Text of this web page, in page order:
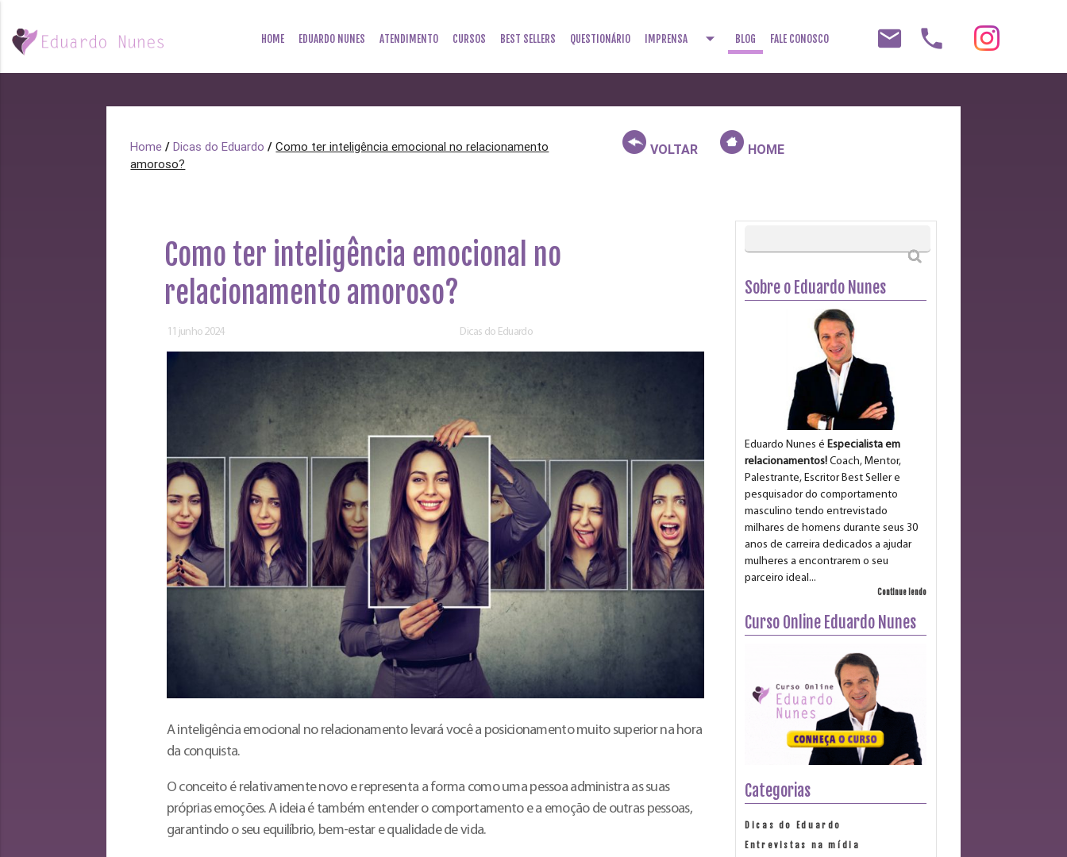
email phone
HOME EDUARDO NUNES ATENDIMENTO CURSOS BEST SELLERS QUESTIONÁRIO IMPRENSA arrow_drop_down BLOG FALE CONOSCO
Home /Dicas do Eduardo /Como ter inteligência emocional no relacionamento
amoroso?
VOLTAR HOME
Como ter inteligência emocional no
relacionamento amoroso?
11 junho 2024 Dicas do Eduardo
A inteligência emocional no relacionamento levará você a posicionamento muito superior na hora
da conquista.
O conceito é relativamente novo e representa a forma como uma pessoa administra as suas
próprias emoções. A ideia é também entender o comportamento e a emoção de outras pessoas,
garantindo o seu equilíbrio, bem-estar e qualidade de vida.
Sobre o Eduardo Nunes
Eduardo Nunes é Especialista em
relacionamentos! Coach, Mentor,
Palestrante, Escritor Best Seller e
pesquisador do comportamento
masculino tendo entrevistado
milhares de homens durante seus 30
anos de carreira dedicados a ajudar
mulheres a encontrarem o seu
parceiro ideal...
Continue lendo
Curso Online Eduardo Nunes
Categorias
Dicas do Eduardo
Entrevistas na mídia